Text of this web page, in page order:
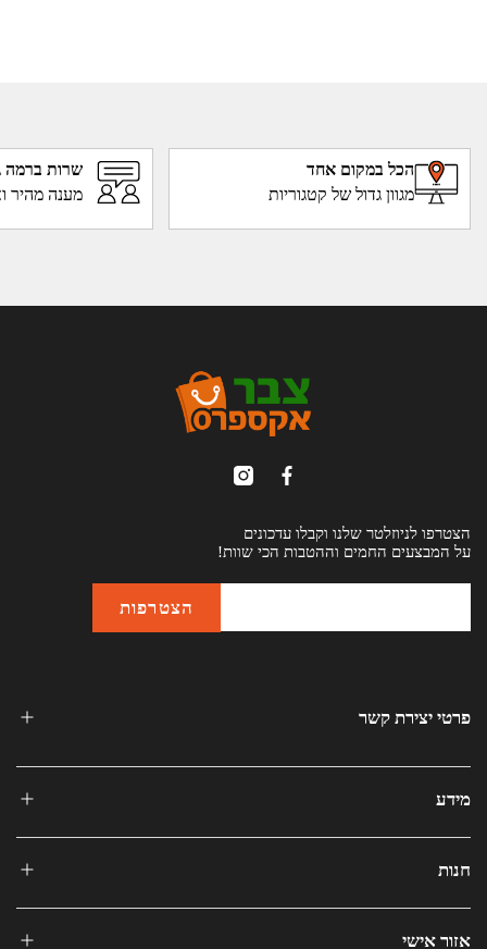
הכל במקום אחד
מגוון גדול של קטגוריות
שרות ברמה
מענה מהיר
הצטרפו לניוזלטר שלנו וקבלו עדכונים
על המבצעים החמים וההטבות הכי שוות!
פרטי יצירת קשר
מידע
חנות
אזור אישי